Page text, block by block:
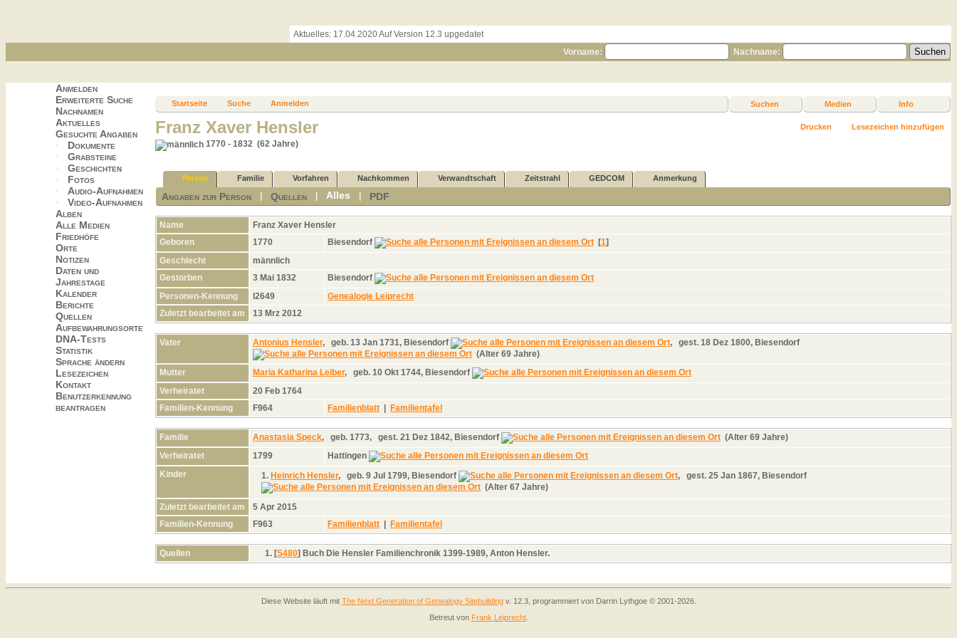
Aktuelles: 17.04.2020 Auf Version 12.3 upgedatet
Vorname:
Nachname:
Anmelden
Erweiterte Suche
Nachnamen
Aktuelles
Gesuchte Angaben
Dokumente
Grabsteine
Geschichten
Fotos
Audio-Aufnahmen
Video-Aufnahmen
Alben
Alle Medien
Friedhöfe
Orte
Notizen
Daten und
Jahrestage
Kalender
Berichte
Quellen
Aufbewahrungsorte
DNA-Tests
Statistik
Sprache ändern
Lesezeichen
Kontakt
Benutzerkennung
beantragen
Startseite Suche Anmelden Suchen Medien Info
Drucken Lesezeichen hinzufügen
Franz Xaver Hensler
1770 - 1832 (62 Jahre)
Person Familie Vorfahren Nachkommen Verwandtschaft Zeitstrahl GEDCOM Anmerkung
Angaben zur Person |Quellen |Alles PDF
Name Franz Xaver Hensler
Geboren
1770 Biesendorf [1]
Geschlecht
männlich
Gestorben
3 Mai 1832
Biesendorf
Personen-Kennung
I2649
Genealogie Leiprecht
Zuletzt bearbeitet am
13 Mrz 2012
Vater Antonius Hensler, geb. 13 Jan 1731, Biesendorf , gest. 18 Dez 1800, Biesendorf
(Alter 69 Jahre)
Mutter
Maria Katharina Leiber, geb. 10 Okt 1744, Biesendorf
Verheiratet
20 Feb 1764
Familien-Kennung
F964 Familienblatt | Familientafel
Familie Anastasia Speck, geb. 1773, gest. 21 Dez 1842, Biesendorf
(Alter 69 Jahre)
Verheiratet
1799
Hattingen
Kinder
1. Heinrich Hensler, geb. 9 Jul 1799, Biesendorf , gest. 25 Jan 1867, Biesendorf
(Alter 67 Jahre)
Zuletzt bearbeitet am
5 Apr 2015
Familien-Kennung
F963 Familienblatt | Familientafel
Quellen [S480] Buch Die Hensler Familienchronik 1399-1989, Anton Hensler.
Diese Website läuft mit The Next Generation of Genealogy Sitebuildingv. 12.3, programmiert von Darrin Lythgoe © 2001-2026.
Betreut von Frank Leiprecht.